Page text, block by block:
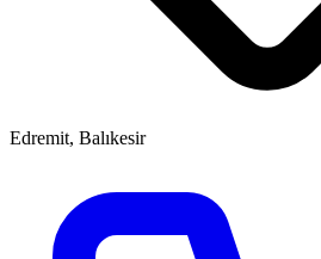
Edremit, Balıkesir